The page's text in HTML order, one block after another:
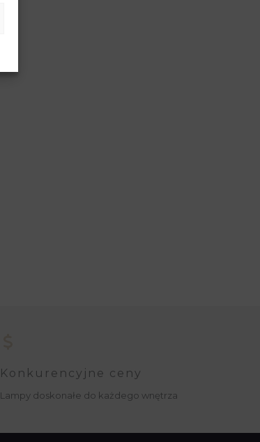
Konkurencyjne ceny
Lampy doskonałe do każdego wnętrza